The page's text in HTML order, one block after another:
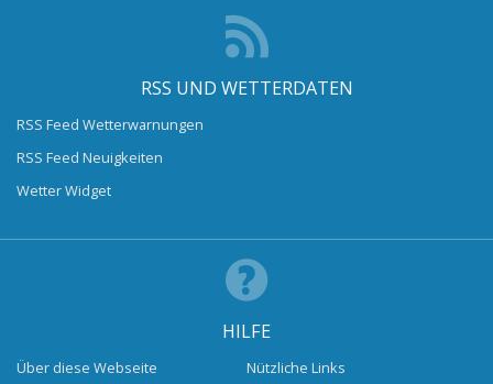
RSS UND WETTERDATEN
RSS Feed Wetterwarnungen
RSS Feed Neuigkeiten
Wetter Widget
HILFE
Über diese Webseite Nützliche Links